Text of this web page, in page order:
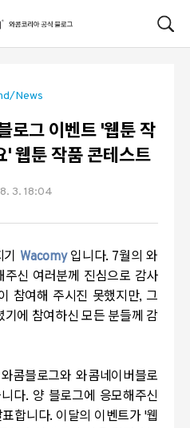
News
로그 이벤트 '웹툰 작
' 웹툰 작품 콘테스트
3. 18:04
기 Wacomy입니다. 7월의 와
신 여러분께 진심으로 감사
참여해 주시진 못했지만, 그
에 참여하신 모든 분들께 감
콤블로그와 와콤네이버블로
다. 양 블로그에 응모해주신
합니다. 이달의 이벤트가 '웹